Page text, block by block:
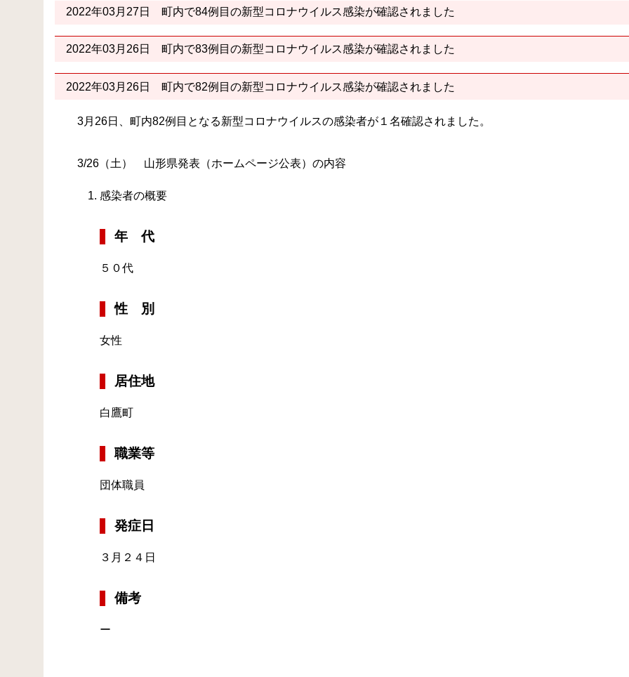
2022年03月27日 町内で84例目の新型コロナウイルス感染が確認されました
2022年03月26日 町内で83例目の新型コロナウイルス感染が確認されました
2022年03月26日 町内で82例目の新型コロナウイルス感染が確認されました
3月26日、町内82例目となる新型コロナウイルスの感染者が１名確認されました。
3/26（土） 山形県発表（ホームページ公表）の内容
感染者の概要
年 代
５０代
性 別
女性
居住地
白鷹町
職業等
団体職員
発症日
３月２４日
備考
ー